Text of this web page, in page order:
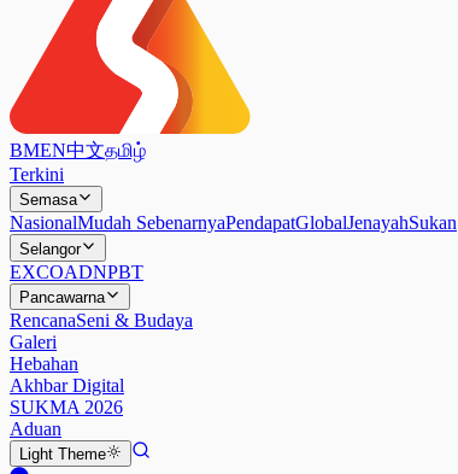
BMEN中文தமிழ்
Terkini
Semasa
NasionalMudah SebenarnyaPendapatGlobalJenayahSukan
Selangor
EXCOADNPBT
Pancawarna
RencanaSeni & Budaya
Galeri
Hebahan
Akhbar Digital
SUKMA 2026
Aduan
Light Theme